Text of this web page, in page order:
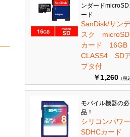
ンダード
ード
SanDisk/サン
スク
カード
CLASS4 SD
プタ付
￥1,260 （税
モバイル機器の
品！
シリコンパ
SDHCカード